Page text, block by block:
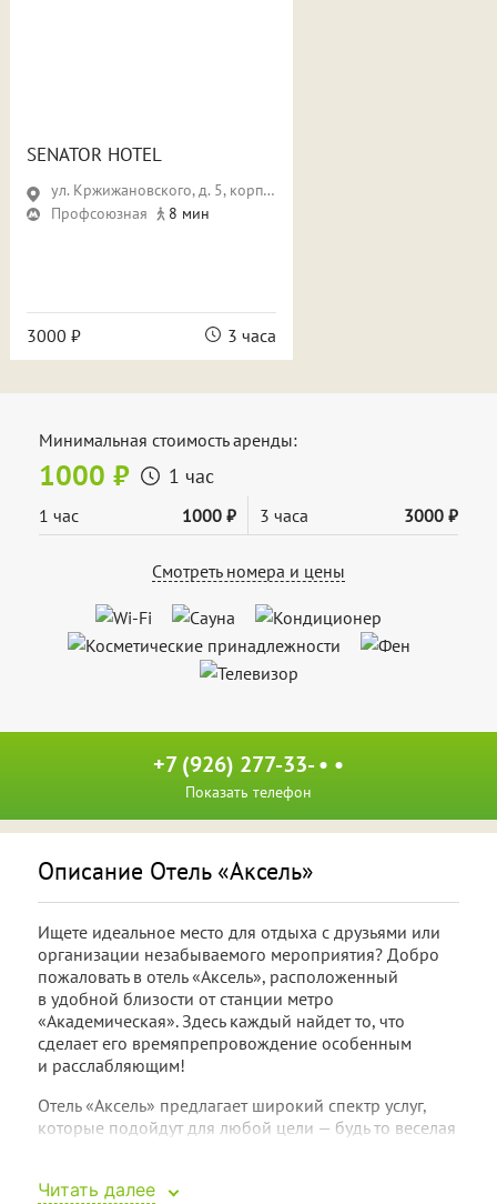
SENATOR HOTEL
ул. Кржижановского, д. 5, корп. 1
Профсоюзная
8 мин
3000 ₽ 3 часа
Минимальная стоимость аренды:
1000 ₽ 1 час
1 час 1000 ₽ 3 часа 3000 ₽
Смотреть номера и цены
+7 (926) 277-33- • •
Показать телефон
Описание Отель «Аксель»
Ищете идеальное место для отдыха с друзьями или
организации незабываемого мероприятия? Добро
пожаловать в отель «Аксель», расположенный
в удобной близости от станции метро
«Академическая». Здесь каждый найдет то, что
сделает его времяпрепровождение особенным
и расслабляющим!
Отель «Аксель» предлагает широкий спектр услуг,
которые подойдут для любой цели — будь то веселая
Окунитесь в атмосферу уюта и расслабления, чтобы
Читать далее